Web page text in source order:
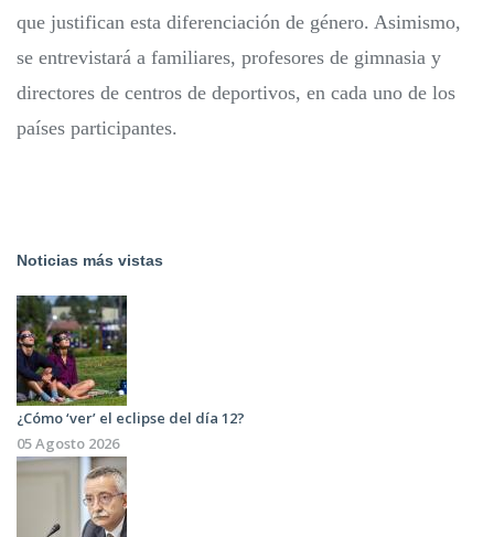
que justifican esta diferenciación de género. Asimismo,
se entrevistará a familiares, profesores de gimnasia y
directores de centros de deportivos, en cada uno de los
países participantes.
Noticias más vistas
¿Cómo ‘ver’ el eclipse del día 12?
05 Agosto 2026